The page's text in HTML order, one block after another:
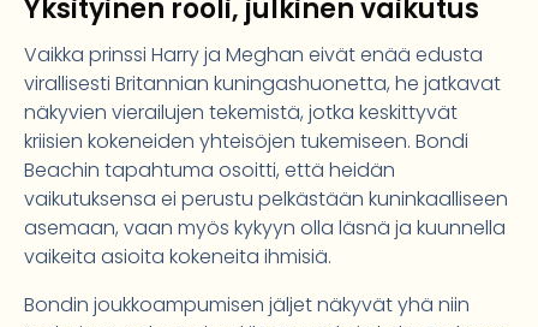
Yksityinen rooli, julkinen vaikutus
Vaikka prinssi Harry ja Meghan eivät enää edusta
virallisesti Britannian kuningashuonetta, he jatkavat
näkyvien vierailujen tekemistä, jotka keskittyvät
kriisien kokeneiden yhteisöjen tukemiseen. Bondi
Beachin tapahtuma osoitti, että heidän
vaikutuksensa ei perustu pelkästään kuninkaalliseen
asemaan, vaan myös kykyyn olla läsnä ja kuunnella
vaikeita asioita kokeneita ihmisiä.
Bondin joukkoampumisen jäljet näkyvät yhä niin